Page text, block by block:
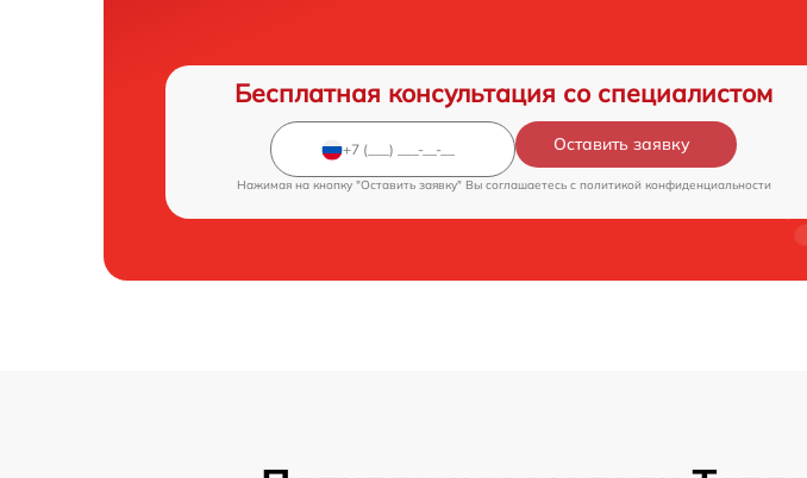
Бесплатная консультация со специалистом
Оставить заявку
Нажимая на кнопку "Оставить заявку" Вы соглашаетесь c политикой конфиденциальности